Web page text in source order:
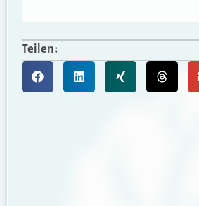
Teilen: